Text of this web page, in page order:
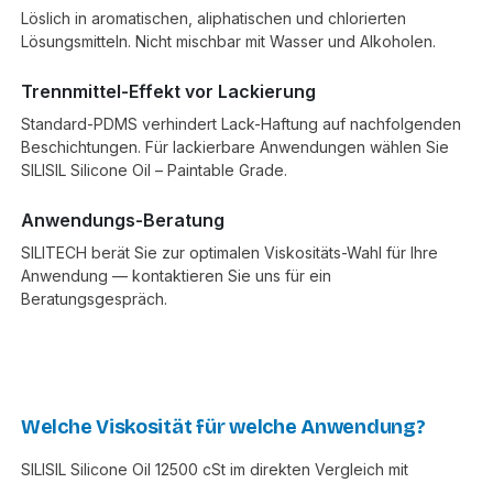
Löslich in aromatischen, aliphatischen und chlorierten
Lösungsmitteln. Nicht mischbar mit Wasser und Alkoholen.
Trennmittel-Effekt vor Lackierung
Standard-PDMS verhindert Lack-Haftung auf nachfolgenden
Beschichtungen. Für lackierbare Anwendungen wählen Sie
SILISIL Silicone Oil – Paintable Grade.
Anwendungs-Beratung
SILITECH berät Sie zur optimalen Viskositäts-Wahl für Ihre
Anwendung — kontaktieren Sie uns für ein
Beratungsgespräch.
Welche Viskosität für welche Anwendung?
SILISIL Silicone Oil 12500 cSt im direkten Vergleich mit